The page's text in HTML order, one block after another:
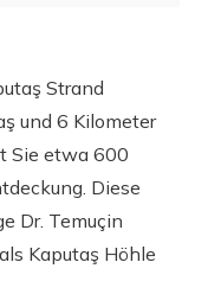
Strand
und 6 Kilometer
Sie etwa 600
Diese
Dr. Temuçin
Kaputaş Höhle